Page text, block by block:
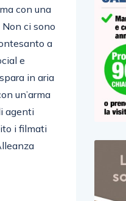
con una
ci sono
a
e
in aria
un’arma
agenti
i filmati